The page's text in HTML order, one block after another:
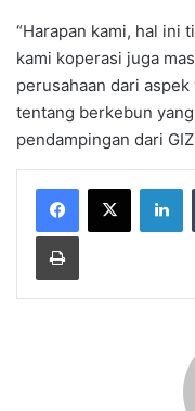
“Harapan kami, hal ini
kami koperasi juga
perusahaan dari
tentang berkebun
pendampingan dari